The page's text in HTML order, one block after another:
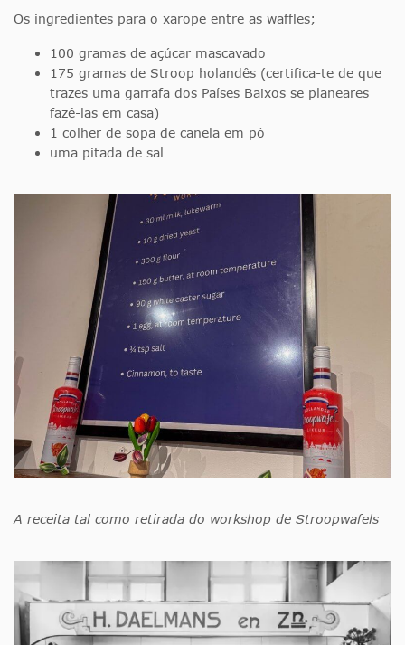
Os ingredientes para o xarope entre as waffles;
100 gramas de açúcar mascavado
175 gramas de Stroop holandês (certifica-te de que
trazes uma garrafa dos Países Baixos se planeares
fazê-las em casa)
1 colher de sopa de canela em pó
uma pitada de sal
A receita tal como retirada do workshop de Stroopwafels